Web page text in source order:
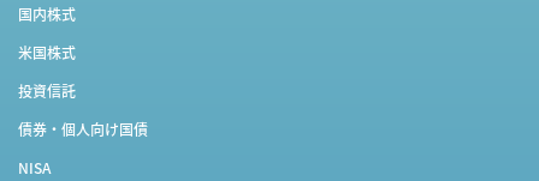
国内株式
米国株式
投資信託
債券・個人向け国債
NISA